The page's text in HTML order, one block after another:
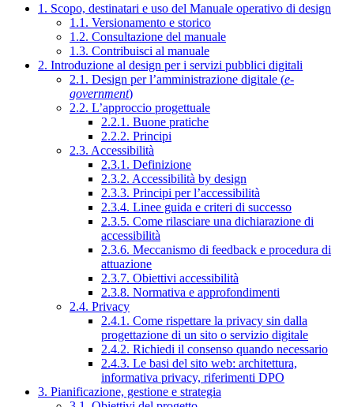
1. Scopo, destinatari e uso del Manuale operativo di design
1.1. Versionamento e storico
1.2. Consultazione del manuale
1.3. Contribuisci al manuale
2. Introduzione al design per i servizi pubblici digitali
2.1. Design per l’amministrazione digitale (e-
government)
2.2. L’approccio progettuale
2.2.1. Buone pratiche
2.2.2. Principi
2.3. Accessibilità
2.3.1. Definizione
2.3.2. Accessibilità by design
2.3.3. Principi per l’accessibilità
2.3.4. Linee guida e criteri di successo
2.3.5. Come rilasciare una dichiarazione di
accessibilità
2.3.6. Meccanismo di feedback e procedura di
attuazione
2.3.7. Obiettivi accessibilità
2.3.8. Normativa e approfondimenti
2.4. Privacy
2.4.1. Come rispettare la privacy sin dalla
progettazione di un sito o servizio digitale
2.4.2. Richiedi il consenso quando necessario
2.4.3. Le basi del sito web: architettura,
informativa privacy, riferimenti DPO
3. Pianificazione, gestione e strategia